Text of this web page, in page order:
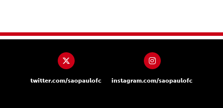
twitter.com/saopaulofc instagram.com/saopaulofc